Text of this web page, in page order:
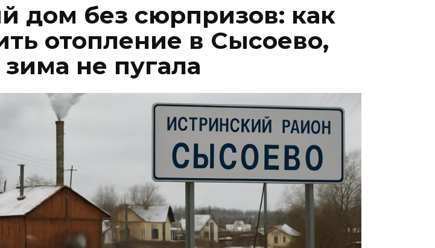
дом без сюрпризов: как
отопление в Сысоево,
не пугала